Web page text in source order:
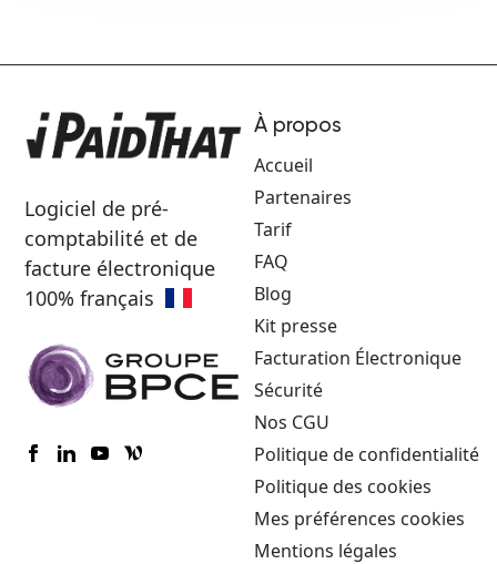
Logiciel de pré-
comptabilité et de
facture électronique
100% français
À propos
Accueil
Partenaires
Tarif
FAQ
Blog
Kit presse
Facturation Électronique
Sécurité
Nos CGU
Politique de confidentialité
Politique des cookies
Mes préférences cookies
Mentions légales